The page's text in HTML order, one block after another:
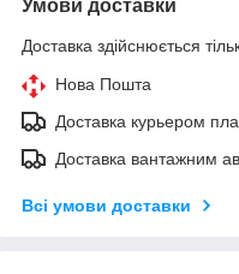
Умови доставки
Доставка здійснюється
Нова Пошта
Доставка курьером
Доставка вантажним
Всі умови доставки